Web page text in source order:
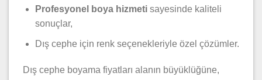
Profesyonel boya hizmetisayesinde kaliteli
sonuçlar,
Dış cephe için renk seçenekleriyle özel çözümler.
Dış cephe boyama fiyatları alanın büyüklüğüne,